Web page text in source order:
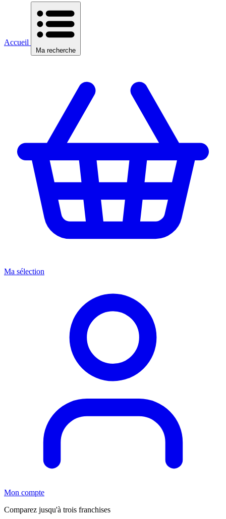
Accueil
Ma recherche
Ma sélection
Mon compte
Comparez jusqu'à trois franchises